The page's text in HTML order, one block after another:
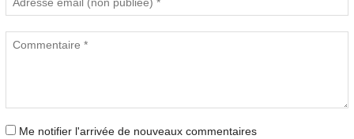
Me notifier l'arrivée de nouveaux commentaires